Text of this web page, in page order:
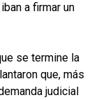
a firmar un
se termine la
que, más
judicial